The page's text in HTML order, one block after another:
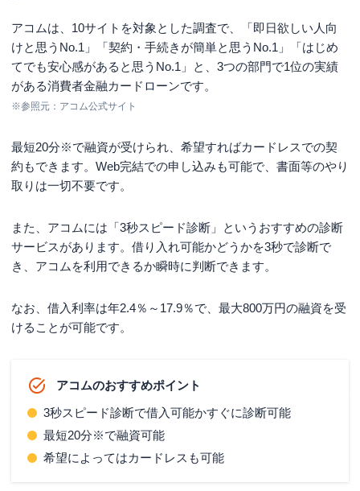
アコムは、10サイトを対象とした調査で、「即日欲しい人向
けと思うNo.1」「契約・手続きが簡単と思うNo.1」「はじめ
てでも安心感があると思うNo.1」と、3つの部門で1位の実績
がある消費者金融カードローンです。
※参照元：アコム公式サイト
最短20分※で融資が受けられ、希望すればカードレスでの契
約もできます。Web完結での申し込みも可能で、書面等のやり
取りは一切不要です。
また、アコムには「3秒スピード診断」というおすすめの診断
サービスがあります。借り入れ可能かどうかを3秒で診断で
き、アコムを利用できるか瞬時に判断できます。
なお、借入利率は年2.4％～17.9％で、 最大800万円の融資を受
けることが可能です。
アコムのおすすめポイント
3秒スピード診断で借入可能かすぐに診断可能
最短20分※で融資可能
希望によってはカードレスも可能